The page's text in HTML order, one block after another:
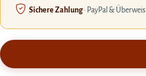
Sichere Zahlung· PayPal &